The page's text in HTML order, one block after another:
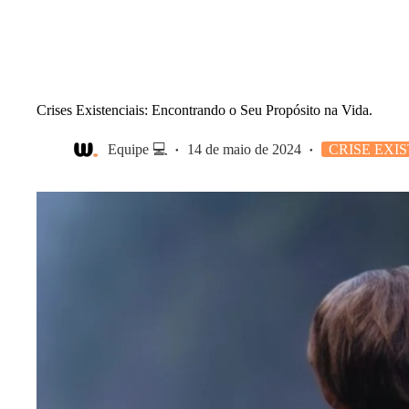
Crises Existenciais: Encontrando o Seu Propósito na Vida.
Equipe 💻 14 de maio de 2024 CRISE